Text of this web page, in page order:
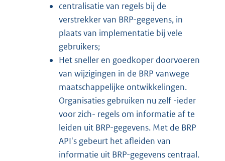
centralisatie van regels bij de
verstrekker van BRP-gegevens, in
plaats van implementatie bij vele
gebruikers;
Het sneller en goedkoper doorvoeren
van wijzigingen in de BRP vanwege
maatschappelijke ontwikkelingen.
Organisaties gebruiken nu zelf -ieder
voor zich- regels om informatie af te
leiden uit BRP-gegevens. Met de BRP
API's gebeurt het afleiden van
informatie uit BRP-gegevens centraal.